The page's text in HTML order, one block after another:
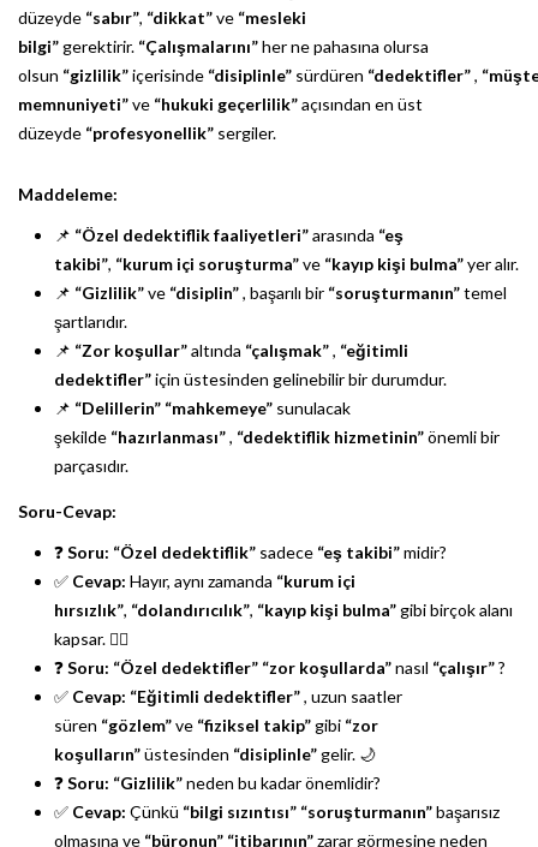
düzeyde “sabır”, “dikkat”ve “mesleki
bilgi”gerektirir. “Çalışmalarını”her ne pahasına olursa
olsun “gizlilik”içerisinde “disiplinle” sürdüren “dedektifler”,
memnuniyeti”ve “hukuki geçerlilik”açısından en üst
düzeyde “profesyonellik” sergiler.
Maddeleme:
📌 “Özel dedektiflik faaliyetleri”arasında “eş
takibi”, “kurum içi soruşturma”ve “kayıp kişi bulma”yer alır.
📌 “Gizlilik”ve “disiplin”, başarılı bir “soruşturmanın”temel
şartlarıdır.
📌 “Zor koşullar”altında “çalışmak”, “eğitimli
dedektifler”için üstesinden gelinebilir bir durumdur.
📌 “Delillerin” “mahkemeye” sunulacak
şekilde “hazırlanması”, “dedektiflik hizmetinin”önemli bir
parçasıdır.
Soru-Cevap:
❓Soru: “Özel dedektiflik” sadece “eş takibi”midir?
✅ Cevap: Hayır, aynı zamanda “kurum içi
hırsızlık”, “dolandırıcılık”, “kayıp kişi bulma”gibi birçok alanı
kapsar. 🕵️‍♂️
❓Soru: “Özel dedektifler” “zor koşullarda”nasıl “çalışır”?
✅ Cevap: “Eğitimli dedektifler”, uzun saatler
süren “gözlem”ve “fiziksel takip”gibi “zor
koşulların”üstesinden “disiplinle”gelir. 🌙
❓Soru: “Gizlilik”neden bu kadar önemlidir?
✅ Cevap: Çünkü “bilgi sızıntısı” “soruşturmanın”başarısız
olmasına ve “büronun” “itibarının”zarar görmesine neden